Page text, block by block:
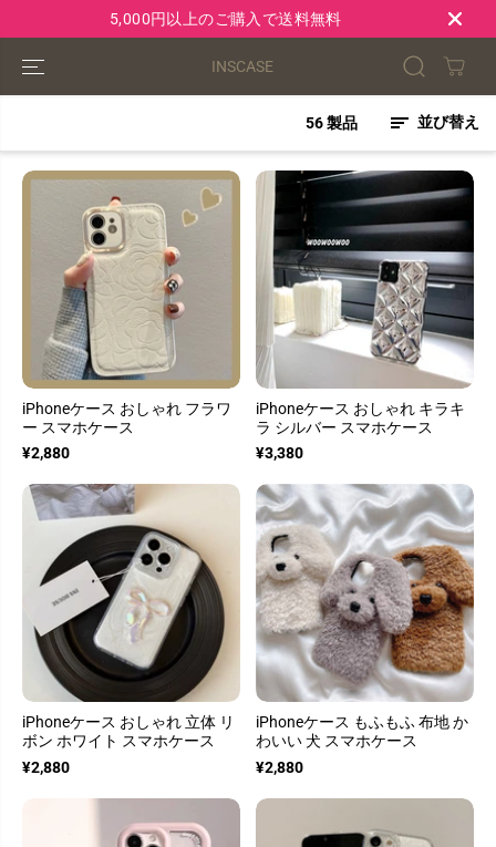
コンテンツにス5,000円以上のご購入で送料無料
INSCASE
56 製品 並び替え
iPhoneケース おしゃれ フラワ
ー スマホケース
¥2,880
iPhoneケース おしゃれ キラキ
ラ シルバー スマホケース
¥3,380
iPhoneケース おしゃれ 立体 リ
ボン ホワイト スマホケース
¥2,880
iPhoneケース もふもふ 布地 か
わいい 犬 スマホケース
¥2,880